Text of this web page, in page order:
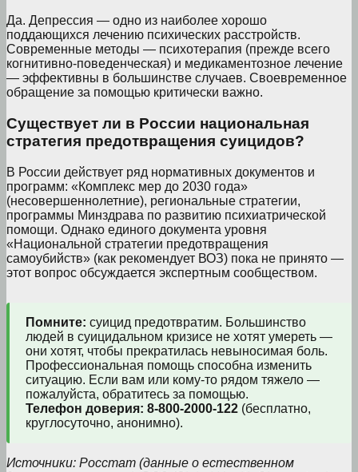
Да. Депрессия — одно из наиболее хорошо
поддающихся лечению психических расстройств.
Современные методы — психотерапия (прежде всего
когнитивно-поведенческая) и медикаментозное лечение
— эффективны в большинстве случаев. Своевременное
обращение за помощью критически важно.
Существует ли в России национальная
стратегия предотвращения суицидов?
В России действует ряд нормативных документов и
программ: «Комплекс мер до 2030 года»
(несовершеннолетние), региональные стратегии,
программы Минздрава по развитию психиатрической
помощи. Однако единого документа уровня
«Национальной стратегии предотвращения
самоубийств» (как рекомендует ВОЗ) пока не принято —
этот вопрос обсуждается экспертным сообществом.
Помните: суицид предотвратим. Большинство
людей в суицидальном кризисе не хотят умереть —
они хотят, чтобы прекратилась невыносимая боль.
Профессиональная помощь способна изменить
ситуацию. Если вам или кому-то рядом тяжело —
пожалуйста, обратитесь за помощью.
Телефон доверия: 8-800-2000-122 (бесплатно,
круглосуточно, анонимно).
Источники: Росстат (данные о естественном